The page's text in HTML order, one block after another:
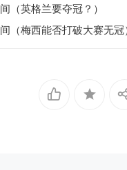
（英格兰要夺冠？）
（梅西能否打破大赛无冠